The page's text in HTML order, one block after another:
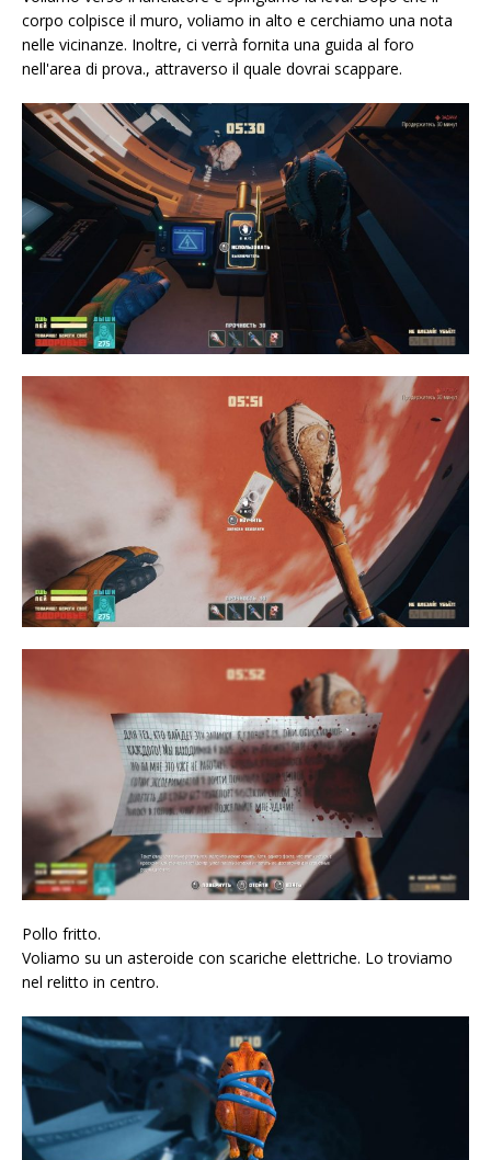
corpo colpisce il muro, voliamo in alto e cerchiamo una nota
nelle vicinanze. Inoltre, ci verrà fornita una guida al foro
nell'area di prova., attraverso il quale dovrai scappare.
Pollo fritto.
Voliamo su un asteroide con scariche elettriche. Lo troviamo
nel relitto in centro.